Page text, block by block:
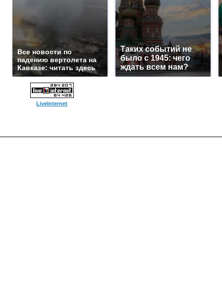
Все новости по
падению вертолета на
Кавказе: читать здесь
Таких событий не
было с 1945: чего
ждать всем нам?
LiveInternet